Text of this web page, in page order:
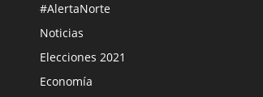
#AlertaNorte
Noticias
Elecciones 2021
Economía